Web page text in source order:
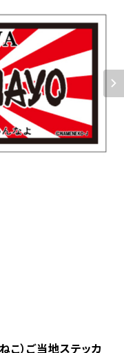
）ご当地ステッカ